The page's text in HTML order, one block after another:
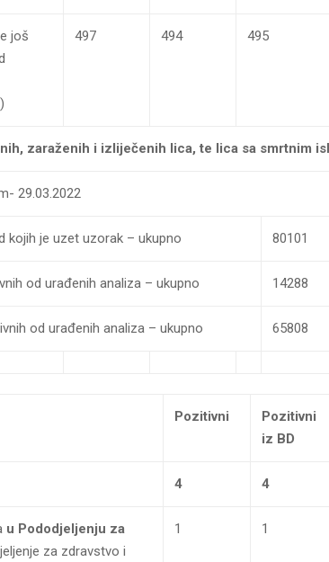
još
497 494 495
zaraženih i izliječenih lica, te lica sa smrtnim
29.03.2022
kojih je uzet uzorak – ukupno 80101
od urađenih analiza – ukupno 14288
od urađenih analiza – ukupno 65808
Pozitivni
Pozitivni
iz BD
4 4
u Pododjeljenju za
za zdravstvo i
1 1